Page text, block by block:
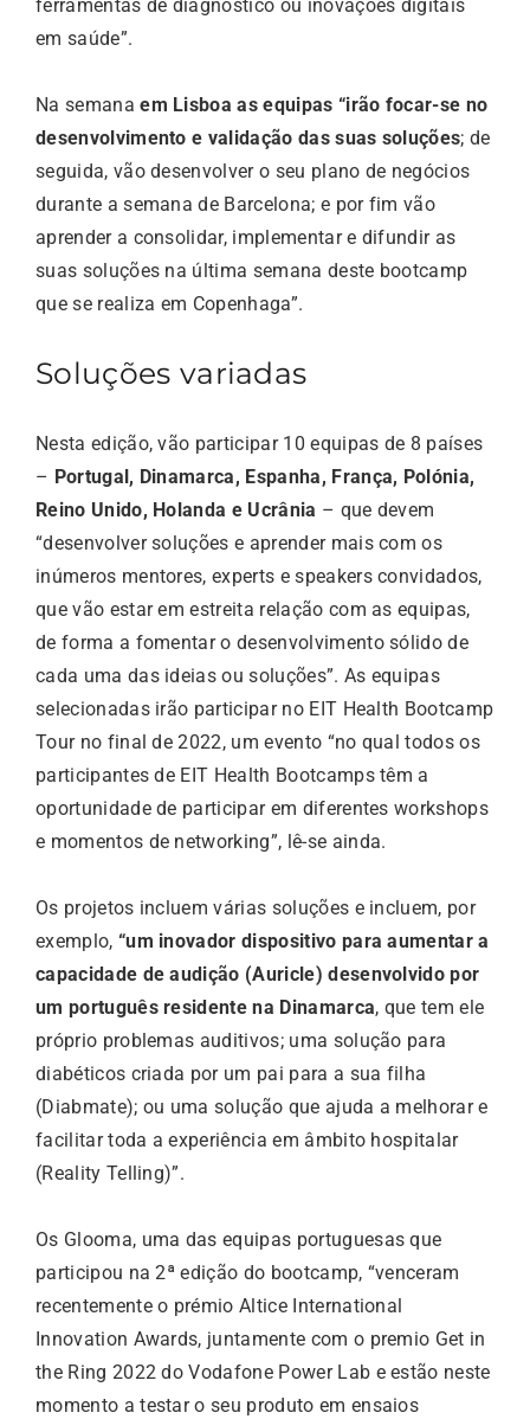
ferramentas de diagnóstico ou inovações digitais
em saúde”.
Na semanaem Lisboa as equipas “irão focar-se no
desenvolvimento e validação das suas soluções; de
seguida, vão desenvolver o seu plano de negócios
durante a semana de Barcelona; e por fim vão
aprender a consolidar, implementar e difundir as
suas soluções na última semana deste bootcamp
que se realiza em Copenhaga”.
Soluções variadas
Nesta edição, vão participar 10 equipas de 8 países
– Portugal, Dinamarca, Espanha, França, Polónia,
Reino Unido, Holanda e Ucrânia – que devem
“desenvolver soluções e aprender mais com os
inúmeros mentores, experts e speakers convidados,
que vão estar em estreita relação com as equipas,
de forma a fomentar o desenvolvimento sólido de
cada uma das ideias ou soluções”. As equipas
selecionadas irão participar no EIT Health Bootcamp
Tour no final de 2022, um evento “no qual todos os
participantes de EIT Health Bootcamps têm a
oportunidade de participar em diferentes workshops
e momentos de networking”, lê-se ainda.
Os projetos incluem várias soluções e incluem, por
exemplo, “um inovador dispositivo para aumentar a
capacidade de audição (Auricle) desenvolvido por
um português residente na Dinamarca, que tem ele
próprio problemas auditivos; uma solução para
diabéticos criada por um pai para a sua filha
(Diabmate); ou uma solução que ajuda a melhorar e
facilitar toda a experiência em âmbito hospitalar
(Reality Telling)”.
Os Glooma, uma das equipas portuguesas que
participou na 2ª edição do bootcamp, “venceram
recentemente o prémio Altice International
Innovation Awards, juntamente com o premio Get in
the Ring 2022 do Vodafone Power Lab e estão neste
momento a testar o seu produto em ensaios